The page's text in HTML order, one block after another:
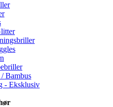
Bambus
- Eksklusiv